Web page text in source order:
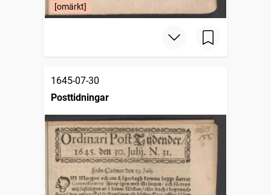
[omärkt]
1645-07-30
Posttidningar